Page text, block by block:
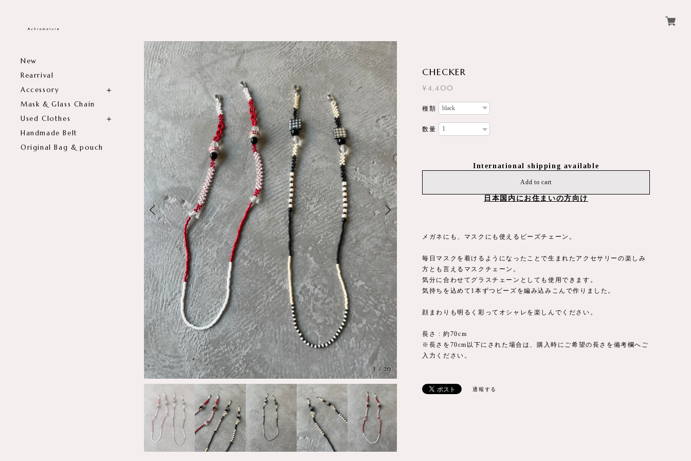
New
Rearrival
Accessory
Mask & Glass Chain
Used Clothes
Handmade Belt
Original Bag & pouch
3 / 20
CHECKER
¥4,400
種類
数量
International shipping available
Add to cart
日本国内にお住まいの方向け
メガネにも、マスクにも使えるビーズチェーン。
毎日マスクを着けるようになったことで生まれたアクセサリーの楽しみ
方とも言えるマスクチェーン。
気分に合わせてグラスチェーンとしても使用できます。
気持ちを込めて1本ずつビーズを編み込みこんで作りました。
顔まわりも明るく彩ってオシャレを楽しんでください。
長さ : 約70cm
※長さを70cm以下にされた場合は、購入時にご希望の長さを備考欄へご
入力ください。
通報する